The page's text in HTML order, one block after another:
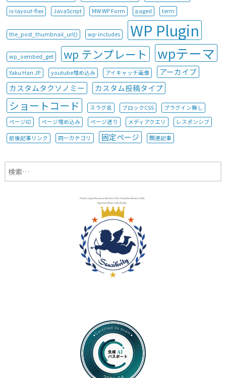
is-layout-flex
JavaScript MW WP Form paged term
the_post_thumbnail_url() wp-includes WP Plugin
wp_oembed_get wp テンプレート wpテーマ
Yaku Han JP youtube埋め込み アイキャッチ画像
アーカイブ
カスタムタクソノミー
カスタム投稿タイプ
ショートコード スラグ名 ブロックCSS
プラグイン無し
ページID
ページ埋め込み ページ送り メディアクエリ レスポンシブ
前後記事リンク 同一カテゴリ 固定ページ 関連記事